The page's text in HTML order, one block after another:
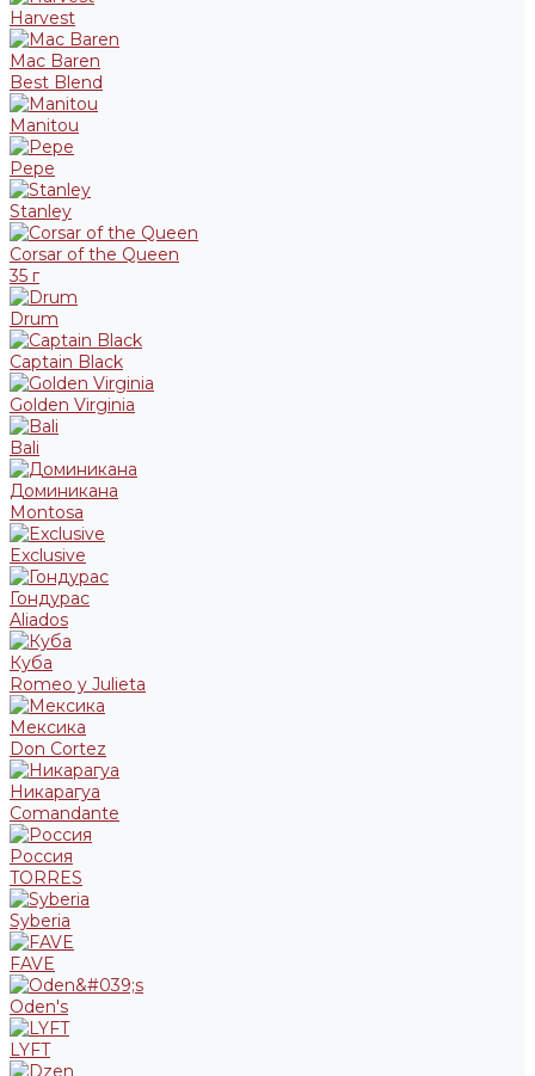
Harvest
Mac Baren
Best Blend
Manitou
Pepe
Stanley
Corsar of the Queen
35 г
Drum
Captain Black
Golden Virginia
Bali
Доминикана
Montosa
Exclusive
Гондурас
Aliados
Куба
Romeo y Julieta
Мексика
Don Cortez
Никарагуа
Comandante
Россия
TORRES
Syberia
FAVE
Oden's
LYFT